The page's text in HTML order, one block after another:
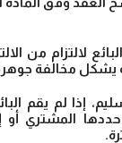
لالتزام من
يشكل مخالفة
إذا لم يقم
حددها المشتري